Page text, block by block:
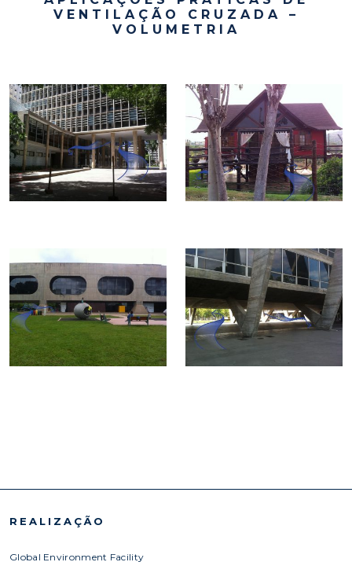
VENTILAÇÃO CRUZADA –
VOLUMETRIA
REALIZAÇÃO
Global Environment Facility